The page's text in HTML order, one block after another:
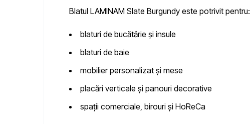
Blatul LAMINAM Slate Burgundy este potrivit pentru:
blaturi de bucătărie și insule
blaturi de baie
mobilier personalizat și mese
placări verticale și panouri decorative
spații comerciale, birouri și HoReCa